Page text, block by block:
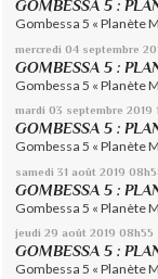
GOMBESSA 5 :
Gombessa 5 « Planète
mercredi 04 septembre
GOMBESSA 5 :
Gombessa 5 « Planète
mardi 03 septembre 2019
GOMBESSA 5 :
Gombessa 5 « Planète
samedi 31 août 2019
GOMBESSA 5 :
Gombessa 5 « Planète
jeudi 29 août 2019 08h55
GOMBESSA 5 :
Gombessa 5 « Planète